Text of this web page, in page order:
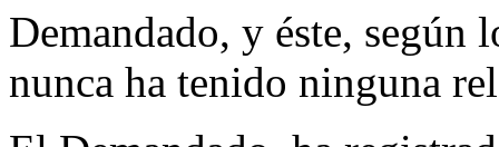
Demandado, y éste, según
nunca ha tenido ninguna